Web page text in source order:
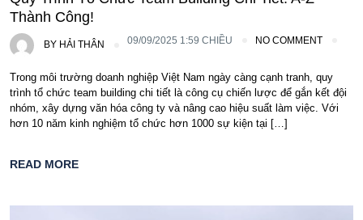
Thành Công!
BY HẢI THÂN 09/09/2025 1:59 CHIỀU NO COMMENT
Trong môi trường doanh nghiệp Việt Nam ngày càng cạnh tranh, quy
trình tổ chức team building chi tiết là công cụ chiến lược để gắn kết đội
nhóm, xây dựng văn hóa công ty và nâng cao hiệu suất làm việc. Với
hơn 10 năm kinh nghiệm tổ chức hơn 1000 sự kiện tại […]
READ MORE